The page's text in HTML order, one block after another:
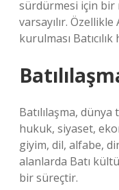
sürdürmesi için bir
varsayılır.
kurulması
Batılılaşma,
hukuk, siyaset,
giyim, dil, alfabe,
alanlarda Batı
bir süreçtir.